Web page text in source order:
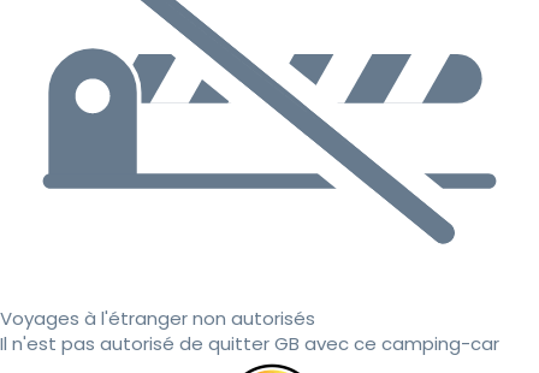
Voyages à l'étranger non autorisés
Il n'est pas autorisé de quitter GB avec ce camping-car